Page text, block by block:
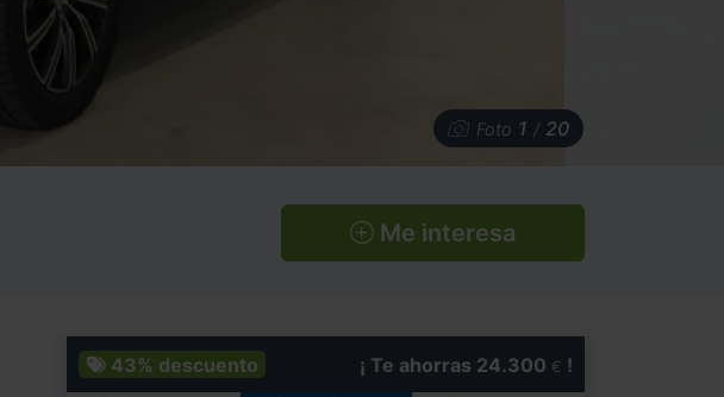
Foto 1 / 20
Me interesa
43% descuento ¡ Te ahorras 24.300 € !